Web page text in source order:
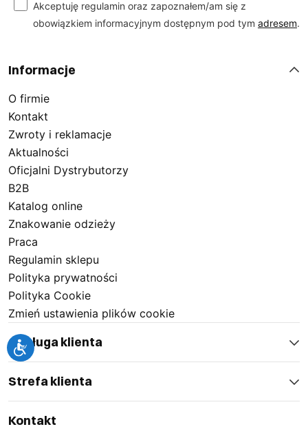
Akceptuję regulamin oraz zapoznałem/am się z
obowiązkiem informacyjnym dostępnym pod tym adresem.
Informacje
O firmie
Kontakt
Zwroty i reklamacje
Aktualności
Oficjalni Dystrybutorzy
B2B
Katalog online
Znakowanie odzieży
Praca
Regulamin sklepu
Polityka prywatności
Polityka Cookie
Zmień ustawienia plików cookie
Obsługa klienta
Strefa klienta
Kontakt